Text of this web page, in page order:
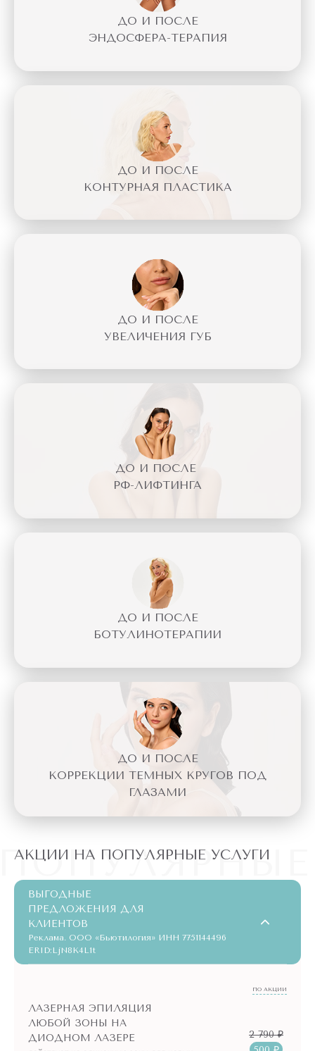
ДО И ПОСЛЕ
ЭНДОСФЕРА-ТЕРАПИЯ
ДО И ПОСЛЕ
КОНТУРНАЯ ПЛАСТИКА
ДО И ПОСЛЕ
УВЕЛИЧЕНИЯ ГУБ
ДО И ПОСЛЕ
РФ-ЛИФТИНГА
ДО И ПОСЛЕ
БОТУЛИНОТЕРАПИИ
ДО И ПОСЛЕ
КОРРЕКЦИИ ТЕМНЫХ КРУГОВ ПОД
ГЛАЗАМИ
АКЦИИ НА ПОПУЛЯРНЫЕ УСЛУГИ
ВЫГОДНЫЕ
ПРЕДЛОЖЕНИЯ ДЛЯ
КЛИЕНТОВ
Реклама. ООО «Бьютилогия» ИНН 7751144496
ERID:LjN8K4L1t
ПО АКЦИИ
ЛАЗЕРНАЯ ЭПИЛЯЦИЯ
ЛЮБОЙ ЗОНЫ НА
ДИОДНОМ ЛАЗЕРЕ
2 790 ₽